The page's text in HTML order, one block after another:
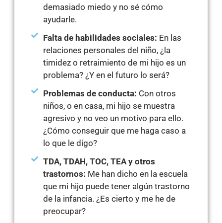
demasiado miedo y no sé cómo
ayudarle.
Falta de habilidades sociales: En las
relaciones personales del niño, ¿la
timidez o retraimiento de mi hijo es un
problema? ¿Y en el futuro lo será?
Problemas de conducta: Con otros
niños, o en casa, mi hijo se muestra
agresivo y no veo un motivo para ello.
¿Cómo conseguir que me haga caso a
lo que le digo?
TDA, TDAH, TOC, TEA y otros
trastornos: Me han dicho en la escuela
que mi hijo puede tener algún trastorno
de la infancia. ¿Es cierto y me he de
preocupar?